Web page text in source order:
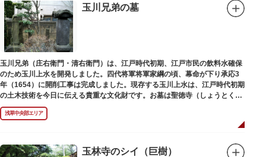
玉川兄弟の墓
玉川兄弟（庄右衛門・清右衛門）は、江戸時代初期、江戸市民の飲料水確保
のため玉川上水を開発しました。四代将軍将軍家綱の頃、幕命が下り承応3
年（1654）に開削工事は完成しました。現存する玉川上水は、江戸時代初期
の土木技術を今日に伝える貴重な文化財です。お墓は聖徳寺（しょうとく
じ）にあります。
浅草中央部エリア
玉林寺のシイ（巨樹）